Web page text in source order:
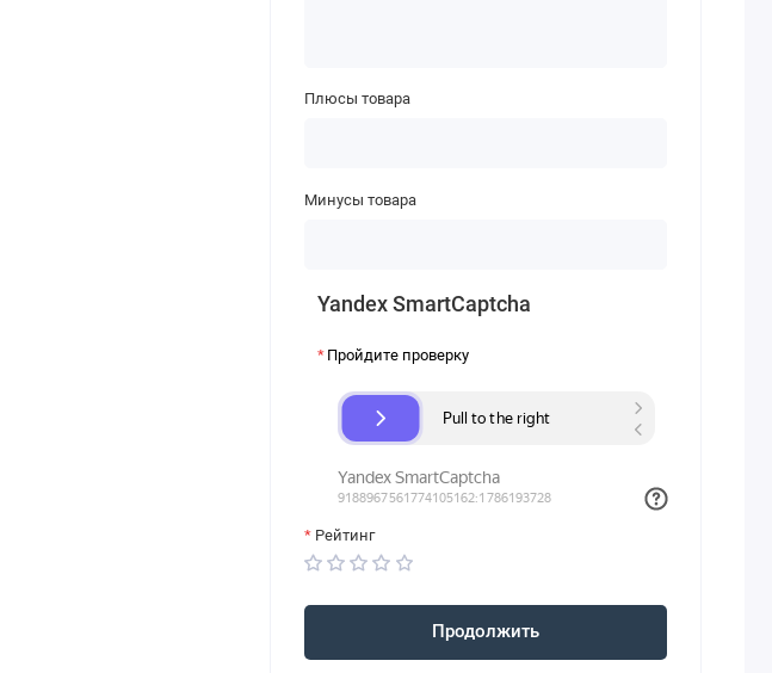
Плюсы товара
Минусы товара
Yandex SmartCaptcha
Пройдите проверку
Рейтинг
Продолжить